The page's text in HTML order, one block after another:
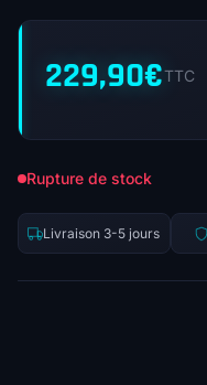
229,90€TTC
Rupture de stock
Livraison 3-5 jours